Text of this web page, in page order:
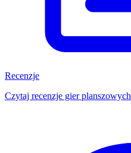
Recenzje
Czytaj recenzje gier planszowych